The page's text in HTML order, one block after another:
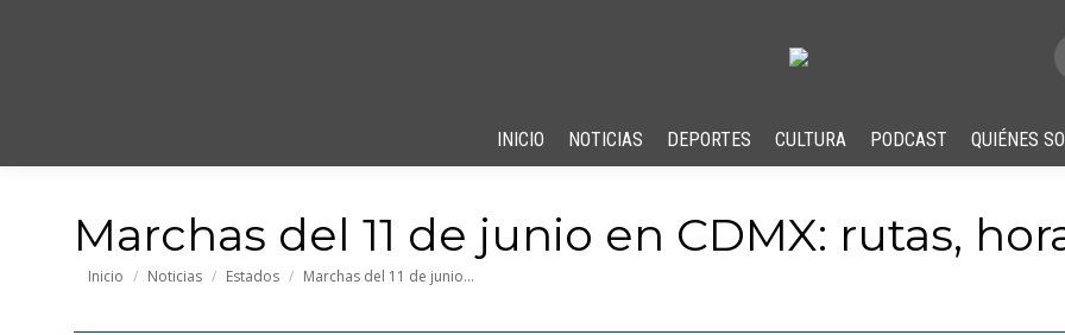
INICIO NOTICIAS DEPORTES CULTURA PODCAST QUIÉNES
Marchas del 11 de junio en CDMX: rutas,
Estás aquí:
Inicio Noticias Estados Marchas del 11 de junio…